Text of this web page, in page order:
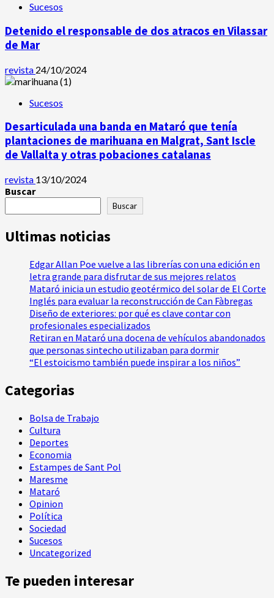
Sucesos
Detenido el responsable de dos atracos en Vilassar
de Mar
revista 24/10/2024
Sucesos
Desarticulada una banda en Mataró que tenía
plantaciones de marihuana en Malgrat, Sant Iscle
de Vallalta y otras pobaciones catalanas
revista 13/10/2024
Buscar
Buscar
Ultimas noticias
Edgar Allan Poe vuelve a las librerías con una edición en
letra grande para disfrutar de sus mejores relatos
Mataró inicia un estudio geotérmico del solar de El Corte
Inglés para evaluar la reconstrucción de Can Fàbregas
Diseño de exteriores: por qué es clave contar con
profesionales especializados
Retiran en Mataró una docena de vehículos abandonados
que personas sintecho utilizaban para dormir
“El estoicismo también puede inspirar a los niños”
Categorias
Bolsa de Trabajo
Cultura
Deportes
Economia
Estampes de Sant Pol
Maresme
Mataró
Opinion
Política
Sociedad
Sucesos
Uncategorized
Te pueden interesar